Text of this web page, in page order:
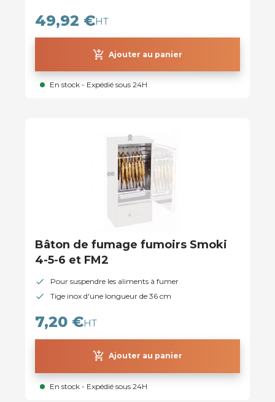
49,92 €HT
add_shopping_cart Ajouter au panier
En stock - Expédié sous 24H
Bâton de fumage fumoirs Smoki
4-5-6 et FM2
Pour suspendre les aliments à fumer
Tige inox d'une longueur de 36 cm
7,20 €HT
add_shopping_cart Ajouter au panier
En stock - Expédié sous 24H